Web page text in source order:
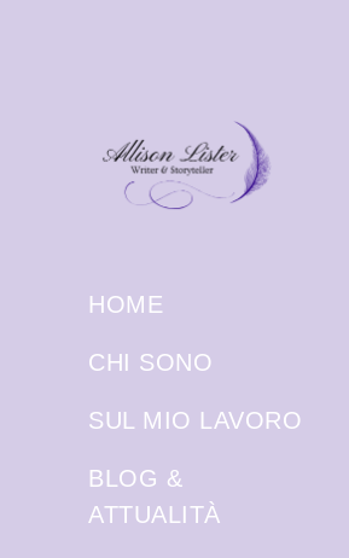
HOME
CHI SONO
SUL MIO LAVORO
BLOG &
ATTUALITÀ